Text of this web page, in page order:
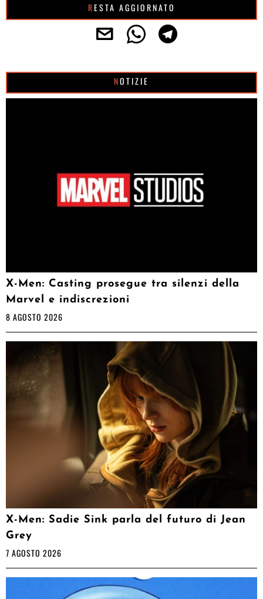
RESTA AGGIORNATO
NOTIZIE
X-Men: Casting prosegue tra silenzi della
Marvel e indiscrezioni
8 AGOSTO 2026
X-Men: Sadie Sink parla del futuro di Jean
Grey
7 AGOSTO 2026